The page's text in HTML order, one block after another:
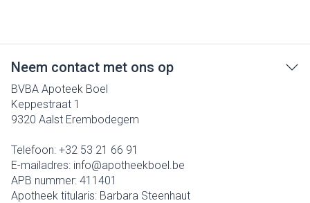
Neem contact met ons op
BVBA Apoteek Boel
Keppestraat 1
9320 Aalst Erembodegem
Telefoon: +32 53 21 66 91
E-mailadres: info@apotheekboel.be
APB nummer: 411401
Apotheek titularis: Barbara Steenhaut